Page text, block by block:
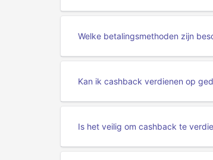
Welke betalingsmethoden zijn
Kan ik cashback verdienen op
Is het veilig om cashback te